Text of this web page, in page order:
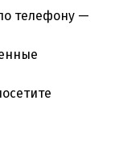
телефону —